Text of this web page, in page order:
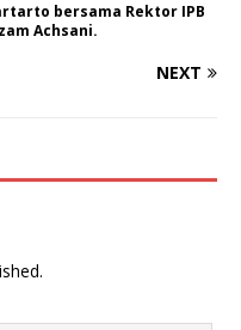
bersama Rektor IPB
Achsani.
NEXT